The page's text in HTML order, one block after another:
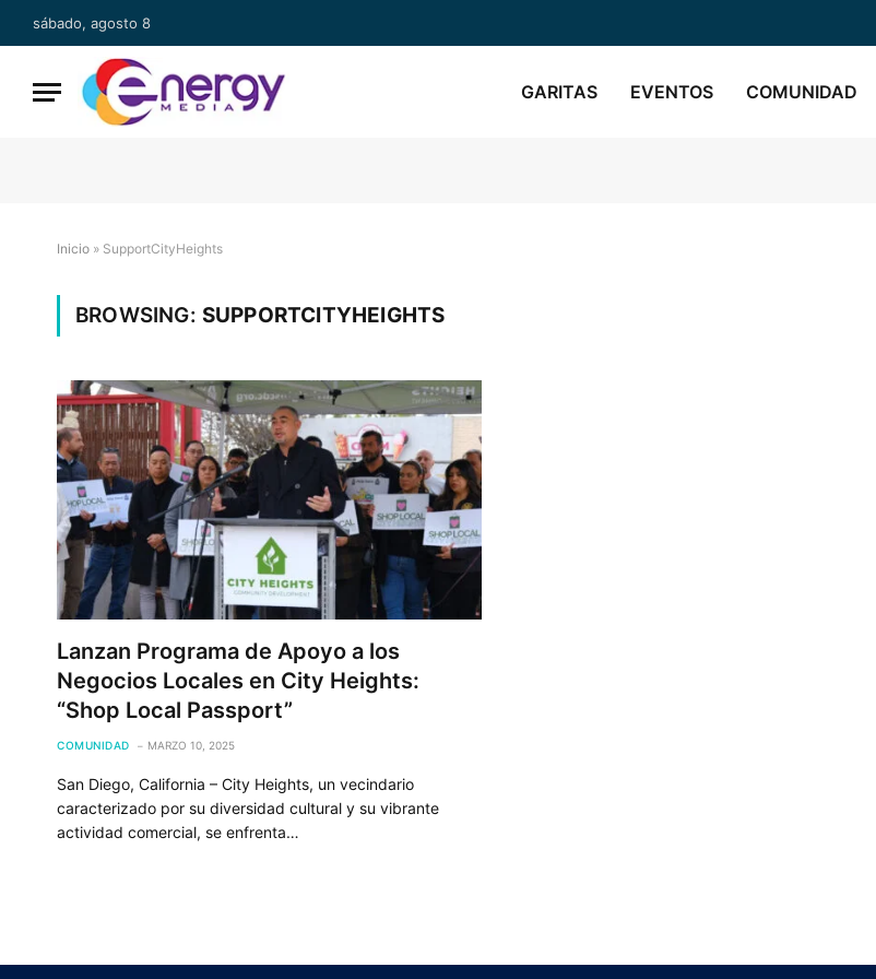
sábado, agosto 8
GARITAS EVENTOS COMUNIDAD
Inicio » SupportCityHeights
BROWSING: SUPPORTCITYHEIGHTS
Lanzan Programa de Apoyo a los
Negocios Locales en City Heights:
“Shop Local Passport”
COMUNIDAD MARZO 10, 2025
San Diego, California – City Heights, un vecindario
caracterizado por su diversidad cultural y su vibrante
actividad comercial, se enfrenta…